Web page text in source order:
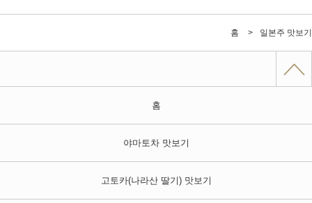
홈 일본주 맛보기
홈
야마토차 맛보기
고토카(나라산 딸기) 맛보기